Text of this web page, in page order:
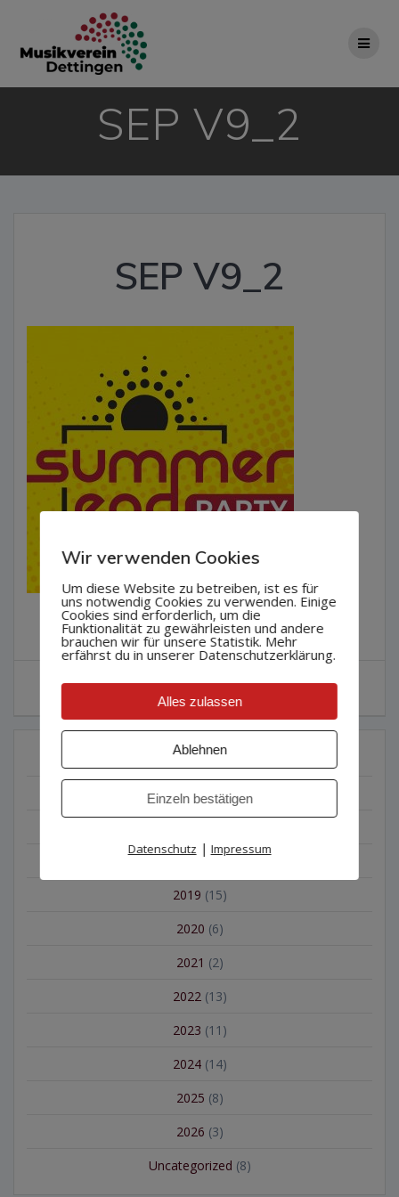
SEP V9_2
SEP V9_2
Beitragsnavigation
Vorherige:Vorheriger
Beitrag:
SEP V9_2
KATEGORIEN
2016(3)
(17)
2019 (15)
2020 (6)
2021 (2)
2022(13)
2023 (11)
2024(14)
2025 (8)
2026 (3)
Uncategorized (8)
Wir verwenden Cookies
Um diese Website zu betreiben, ist es für
uns notwendig Cookies zu verwenden. Einige
Cookies sind erforderlich, um die
Funktionalität zu gewährleisten und andere
brauchen wir für unsere Statistik. Mehr
erfährst du in unserer Datenschutzerklärung.
Alles zulassen
Ablehnen
Einzeln bestätigen
Datenschutz | Impressum